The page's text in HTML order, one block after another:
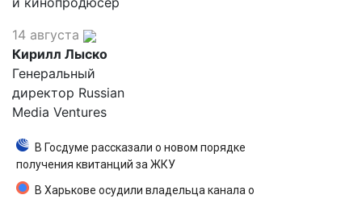
14 августа
Кирилл Лыско
Генеральный
директор Russian
Media Ventures
В Госдуме рассказали о новом порядке
получения квитанций за ЖКУ
В Харькове осудили владельца канала о